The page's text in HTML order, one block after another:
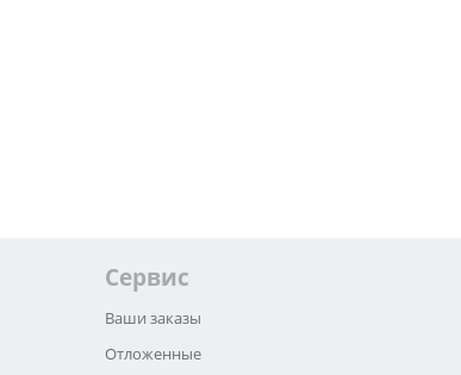
Сервис
Ваши заказы
Отложенные